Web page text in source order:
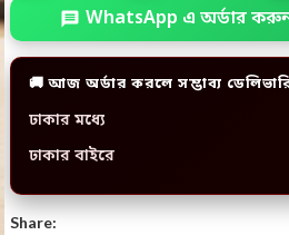
WhatsApp এ অর্ডার
🚚 আজ অর্ডার করলে সম্ভাব্য
ঢাকার মধ্যে
ঢাকার বাইরে
Share: